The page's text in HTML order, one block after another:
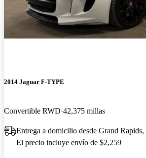
2014 Jaguar F-TYPE
Convertible RWD 42,375 millas
Entrega a domicilio desde Grand
El precio incluye envío de $2,259